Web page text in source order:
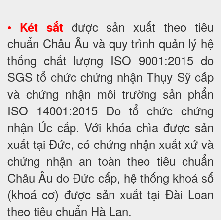
• Két sắtđược sản xuất theo tiêu
chuẩn Châu Âu và quy trình quản lý hệ
thống chất lượng ISO 9001:2015 do
SGS tổ chức chứng nhận Thụy Sỹ cấp
và chứng nhận môi trường sản phẩn
ISO 14001:2015 Do tổ chức chứng
nhận Úc cấp. Với khóa chìa được sản
xuất tại Đức, có chứng nhận xuất xứ và
chứng nhận an toàn theo tiêu chuẩn
Châu Âu do Đức cấp, hệ thống khoá số
(khoá cơ) được sản xuất tại Đài Loan
theo tiêu chuẩn Hà Lan.